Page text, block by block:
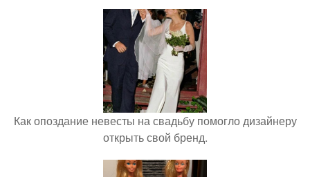
Как опоздание невесты на свадьбу помогло дизайнеру
открыть свой бренд.